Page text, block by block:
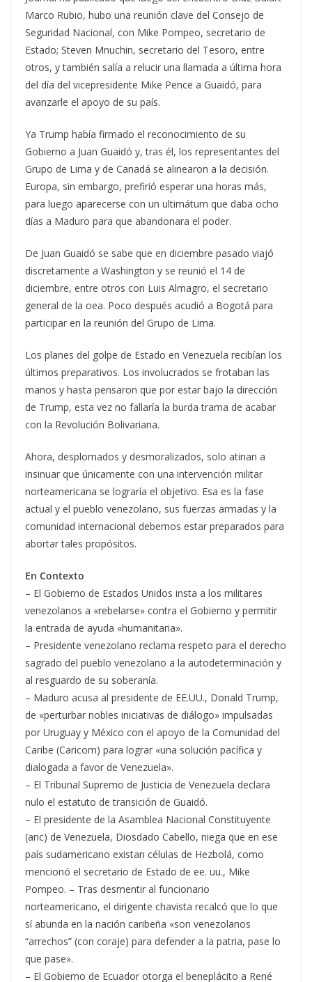
Marco Rubio, hubo una reunión clave del Consejo de
Seguridad Nacional, con Mike Pompeo, secretario de
Estado; Steven Mnuchin, secretario del Tesoro, entre
otros, y también salía a relucir una llamada a última hora
del día del vicepresidente Mike Pence a Guaidó, para
avanzarle el apoyo de su país.
Ya Trump había firmado el reconocimiento de su
Gobierno a Juan Guaidó y, tras él, los representantes del
Grupo de Lima y de Canadá se alinearon a la decisión.
Europa, sin embargo, prefirió esperar una horas más,
para luego aparecerse con un ultimátum que daba ocho
días a Maduro para que abandonara el poder.
De Juan Guaidó se sabe que en diciembre pasado viajó
discretamente a Washington y se reunió el 14 de
diciembre, entre otros con Luis Almagro, el secretario
general de la oea. Poco después acudió a Bogotá para
participar en la reunión del Grupo de Lima.
Los planes del golpe de Estado en Venezuela recibían los
últimos preparativos. Los involucrados se frotaban las
manos y hasta pensaron que por estar bajo la dirección
de Trump, esta vez no fallaría la burda trama de acabar
con la Revolución Bolivariana.
Ahora, desplomados y desmoralizados, solo atinan a
insinuar que únicamente con una intervención militar
norteamericana se lograría el objetivo. Esa es la fase
actual y el pueblo venezolano, sus fuerzas armadas y la
comunidad internacional debemos estar preparados para
abortar tales propósitos.
En Contexto
– El Gobierno de Estados Unidos insta a los militares
venezolanos a «rebelarse» contra el Gobierno y permitir
la entrada de ayuda «humanitaria».
– Presidente venezolano reclama respeto para el derecho
sagrado del pueblo venezolano a la autodeterminación y
al resguardo de su soberanía.
– Maduro acusa al presidente de EE.UU., Donald Trump,
de «perturbar nobles iniciativas de diálogo» impulsadas
por Uruguay y México con el apoyo de la Comunidad del
Caribe (Caricom) para lograr «una solución pacífica y
dialogada a favor de Venezuela».
– El Tribunal Supremo de Justicia de Venezuela declara
nulo el estatuto de transición de Guaidó.
– El presidente de la Asamblea Nacional Constituyente
(anc) de Venezuela, Diosdado Cabello, niega que en ese
país sudamericano existan células de Hezbolá, como
mencionó el secretario de Estado de ee. uu., Mike
Pompeo. – Tras desmentir al funcionario
norteamericano, el dirigente chavista recalcó que lo que
sí abunda en la nación caribeña «son venezolanos
“arrechos” (con coraje) para defender a la patria, pase lo
que pase».
– El Gobierno de Ecuador otorga el beneplácito a René